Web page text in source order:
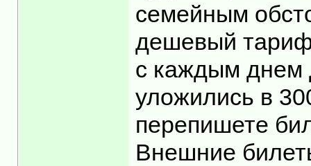
семейным
дешевый тариф
с каждым днем
уложились в
перепишете
Внешние